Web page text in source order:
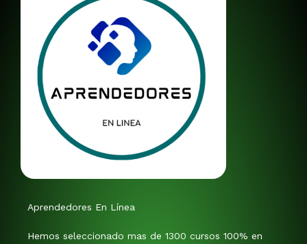
Aprendedores En Línea
Hemos seleccionado mas de 1300 cursos 100% en